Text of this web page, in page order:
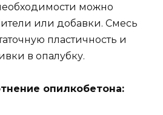
можно
или добавки. Смесь
пластичность и
в опалубку.
опилкобетона: